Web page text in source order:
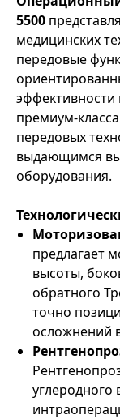
5500
медицинских
передовые
эффективности
премиум-
передовых
выдающимся
оборудования.
предлагает
высоты,
обратного
точно
осложнений